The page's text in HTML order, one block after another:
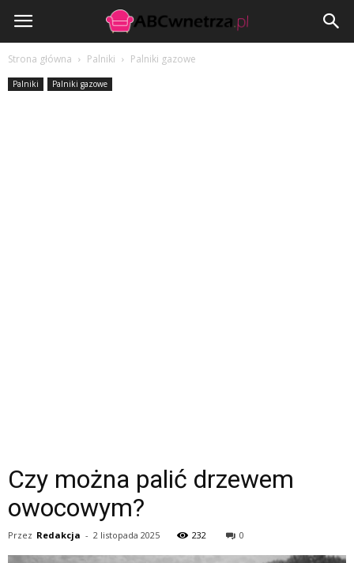
ABCwnetrza.pl
Strona główna Palniki Palniki gazowe
Palniki Palniki gazowe
Czy można palić drzewem
owocowym?
Przez Redakcja - 2 listopada 2025 232 0